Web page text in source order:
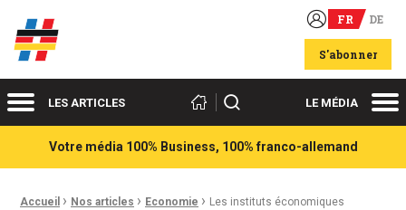
Acteurs du franco-allemand FR DE
S'abonner
MenuLES ARTICLES Rechercher LE MÉDIA
Votre média 100% Business, 100% franco-allemand
Fil d'Ariane :
Accueil › Nos articles › Economie › Les instituts économiques